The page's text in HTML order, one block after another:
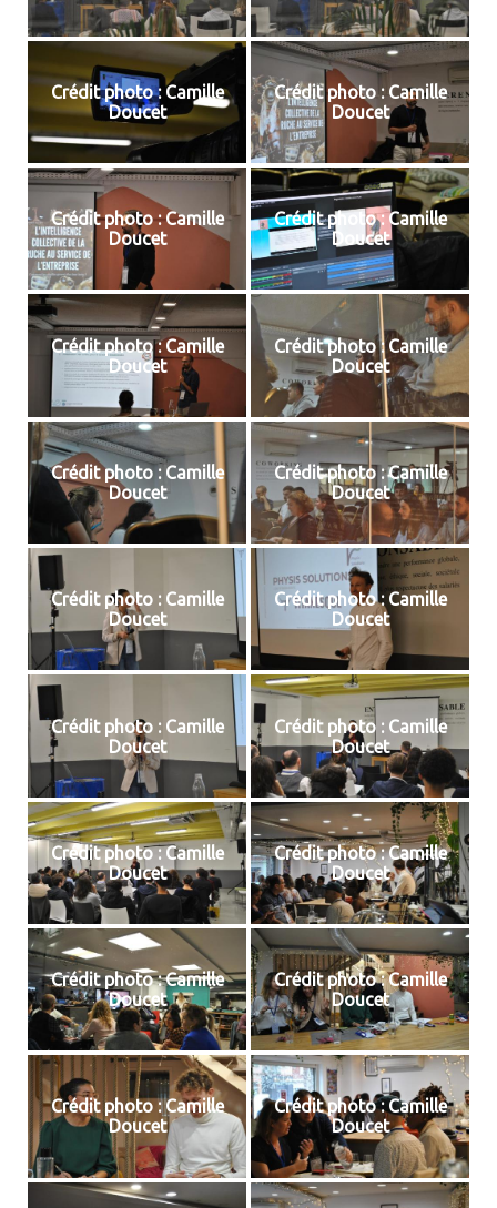
Crédit photo : Camille
Doucet
Crédit photo : Camille
Doucet
Crédit photo : Camille
Doucet
Crédit photo : Camille
Doucet
Crédit photo : Camille
Doucet
Crédit photo : Camille
Doucet
Crédit photo : Camille
Doucet
Crédit photo : Camille
Doucet
Crédit photo : Camille
Doucet
Crédit photo : Camille
Doucet
Crédit photo : Camille
Doucet
Crédit photo : Camille
Doucet
Crédit photo : Camille
Doucet
Crédit photo : Camille
Doucet
Crédit photo : Camille
Doucet
Crédit photo : Camille
Doucet
Crédit photo : Camille
Doucet
Crédit photo : Camille
Doucet